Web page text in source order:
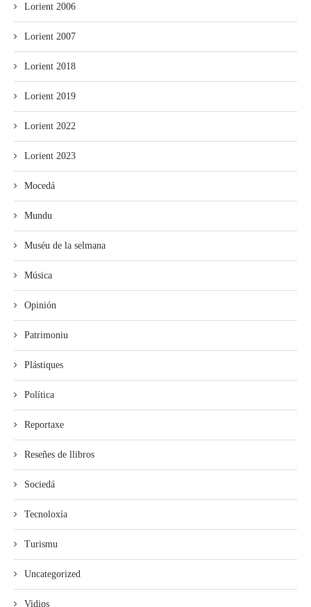
Lorient 2006
Lorient 2007
Lorient 2018
Lorient 2019
Lorient 2022
Lorient 2023
Mocedá
Mundu
Muséu de la selmana
Música
Opinión
Patrimoniu
Plástiques
Política
Reportaxe
Reseñes de llibros
Sociedá
Tecnoloxía
Turismu
Uncategorized
Vidios